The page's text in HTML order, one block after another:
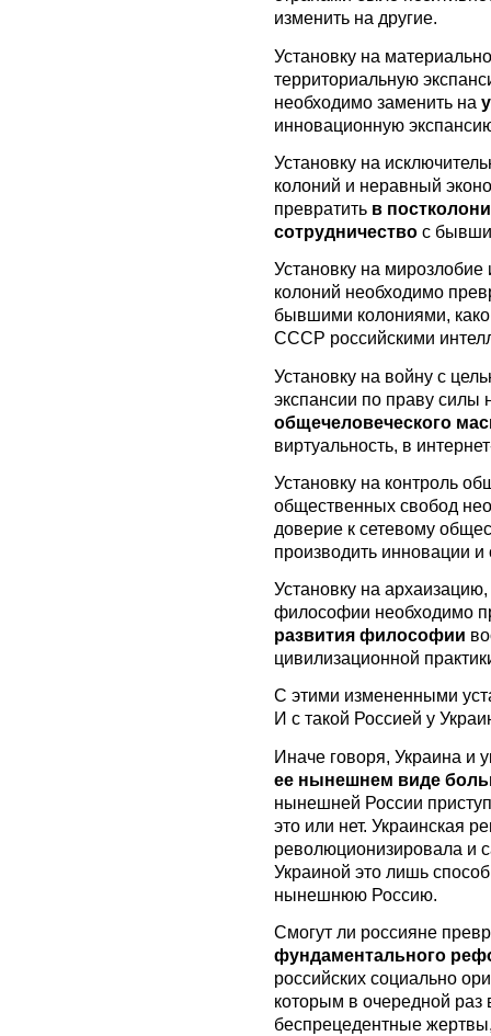
изменить на другие.
Установку на
территориальную
необходимо заменить на
инновационную
Установку на
колоний и неравный
превратить в
сотрудничество с
Установку на
колоний необходимо
бывшими колониями,
СССР российскими
Установку на войну с
экспансии по праву силы
общечеловеческого
виртуальность, в
Установку на контроль
общественных свобод
доверие к сетевому
производить инновации
Установку на
философии необходимо
развития философии
цивилизационной
С этими измененными
И с такой Россией у
Иначе говоря, Украина и
ее нынешнем виде
нынешней России
это или нет. Украинская
революционизировала и
Украиной это лишь
нынешнюю Россию.
Смогут ли россияне
фундаментального
российских социально
которым в очередной раз
беспрецедентные